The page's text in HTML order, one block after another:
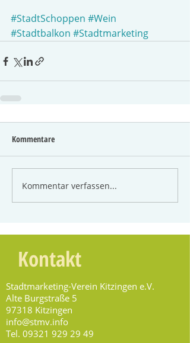
#StadtSchoppen #Wein
#Stadtbalkon #Stadtmarketing
Kommentare
Kommentar verfassen...
Kontakt
Stadtmarketing-Verein Kitzingen e.V.
Alte Burgstraße 5
97318 Kitzingen
info@stmv.info
Tel. 09321 929 29 49